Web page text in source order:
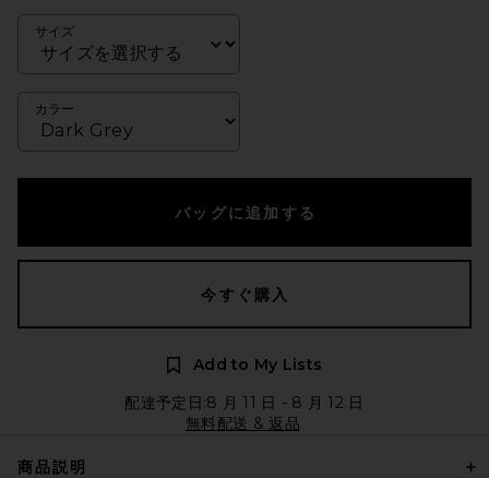
サイズ
カラー
バッグに追加する
今すぐ購入
Add to My Lists
配達予定日:8 月 11 日 - 8 月 12 日
無料配送 & 返品
商品説明